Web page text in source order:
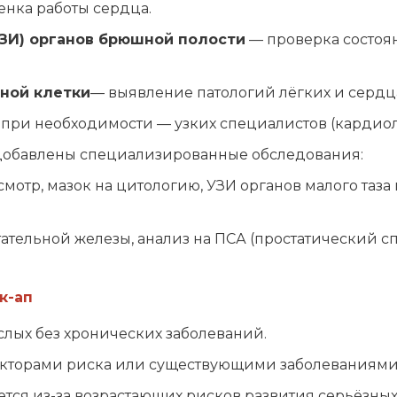
работы сердца.
органов брюшной полости — проверка
клетки— выявление патологий лёгких и
при необходимости — узких специалистов
специализированные обследования:
мазок на цитологию, УЗИ органов малого
железы, анализ на ПСА (простатический
ап
без хронических заболеваний.
риска или существующими